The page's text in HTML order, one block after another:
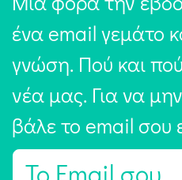
ένα email γεμάτο
γνώση. Πού και
νέα μας. Για να
βάλε το email σου
E